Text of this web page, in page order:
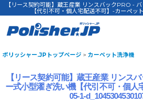
【リース契約可能】蔵王産業 リンスバックPRO -
【代引不可・個人宅配送不可】-カーペッ
ポリッシャー.JPトップページ > カーペット洗浄機
【リース契約可能】蔵王産業 リンス
ー式小型濯ぎ洗い機【代引不可・個人
05-1-